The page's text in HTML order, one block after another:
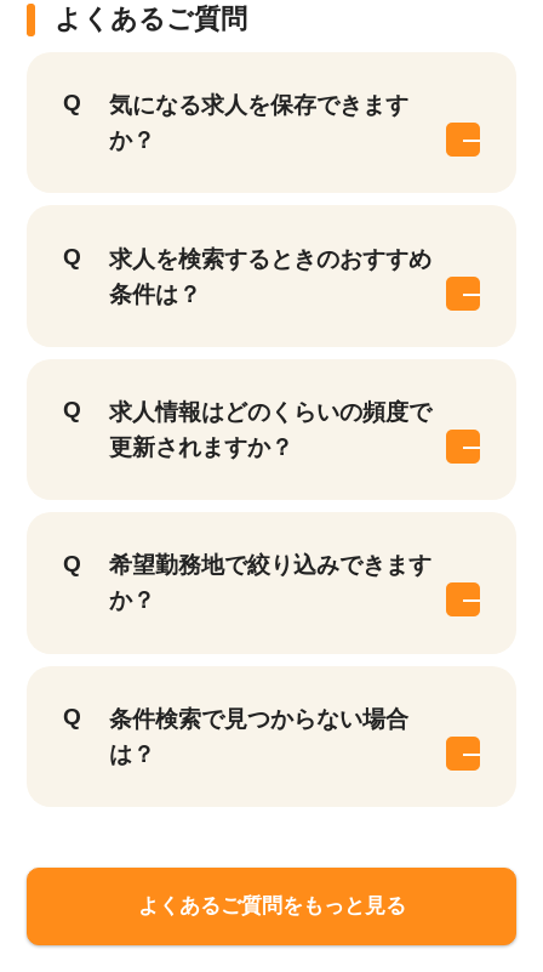
よくあるご質問
気になる求人を保存できます
か？
求人を検索するときのおすすめ
条件は？
求人情報はどのくらいの頻度で
更新されますか？
希望勤務地で絞り込みできます
か？
条件検索で見つからない場合
は？
よくあるご質問をもっと見る